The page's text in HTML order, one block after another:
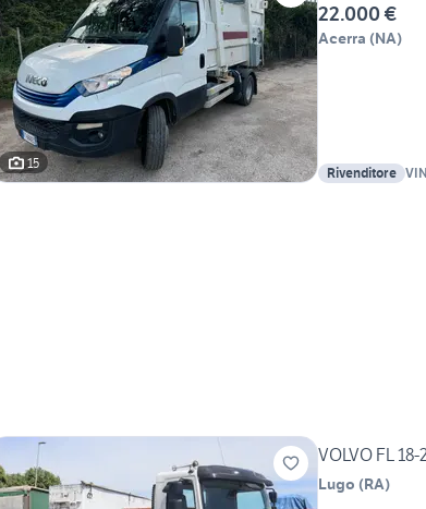
15
22.000 €
Acerra (NA)
Rivenditore
VOLVO FL
Lugo (RA)